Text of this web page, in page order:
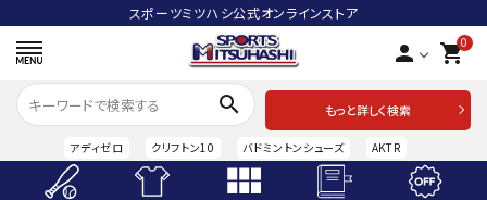
スポーツミツハシ公式オンラインストア
person 0
shopping_cart
search
もっと詳しく検索
アディゼロ クリフトン10 バドミントンシューズ AKTR